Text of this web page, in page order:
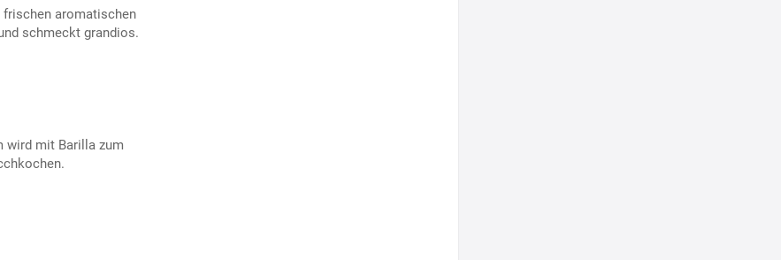
aromatischen
schmeckt grandios.
wird mit Barilla zum